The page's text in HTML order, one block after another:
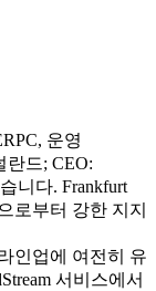
운영
란드; CEO:
니다. Frankfurt
로부터 강한 지지
인업에 여전히 유
서비스에서